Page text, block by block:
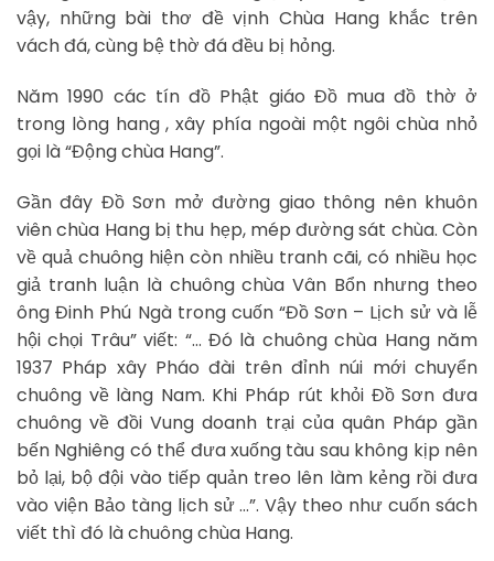
vậy, những bài thơ đề vịnh Chùa Hang khắc trên
vách đá, cùng bệ thờ đá đều bị hỏng.
Năm 1990 các tín đồ Phật giáo Đồ mua đồ thờ ở
trong lòng hang , xây phía ngoài một ngôi chùa nhỏ
gọi là “Động chùa Hang”.
Gần đây Đồ Sơn mở đường giao thông nên khuôn
viên chùa Hang bị thu hẹp, mép đường sát chùa. Còn
về quả chuông hiện còn nhiều tranh cãi, có nhiều học
giả tranh luận là chuông chùa Vân Bổn nhưng theo
ông Đinh Phú Ngà trong cuốn “Đồ Sơn – Lịch sử và lễ
hội chọi Trâu” viết: “… Đó là chuông chùa Hang năm
1937 Pháp xây Pháo đài trên đỉnh núi mới chuyển
chuông về làng Nam. Khi Pháp rút khỏi Đồ Sơn đưa
chuông về đồi Vung doanh trại của quân Pháp gần
bến Nghiêng có thể đưa xuống tàu sau không kịp nên
bỏ lại, bộ đội vào tiếp quản treo lên làm kẻng rồi đưa
vào viện Bảo tàng lịch sử …”. Vậy theo như cuốn sách
viết thì đó là chuông chùa Hang.